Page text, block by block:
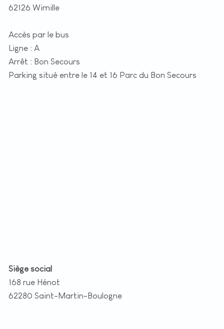
62126 Wimille
Accès par le bus
Ligne : A
Arrêt : Bon Secours
Parking situé entre le 14 et 16 Parc du Bon Secours
Siège social
168 rue Hénot
62280 Saint-Martin-Boulogne